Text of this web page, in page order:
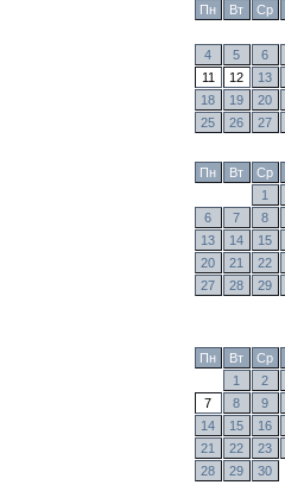
Пн
Вт Ср
4
5 6
11
12 13
18
19 20
25
26 27
Пн
Вт Ср
1
6
7 8
13
14 15
20
21 22
27
28 29
Пн
Вт Ср
1
2
7
8 9
14
15 16
21
22 23
28
29 30